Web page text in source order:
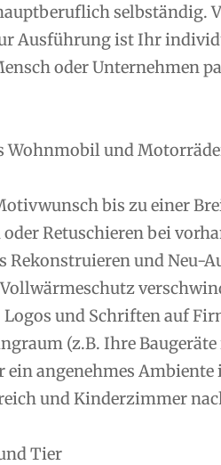
selbständig.
Ausführung ist Ihr
oder Unternehmen
Wohnmobil und
bis zu einer
Retuschieren bei
Rekonstruieren und Neu-
und Schriften auf
(z.B. Ihre
ein angenehmes
und Kinderzimmer
Tier